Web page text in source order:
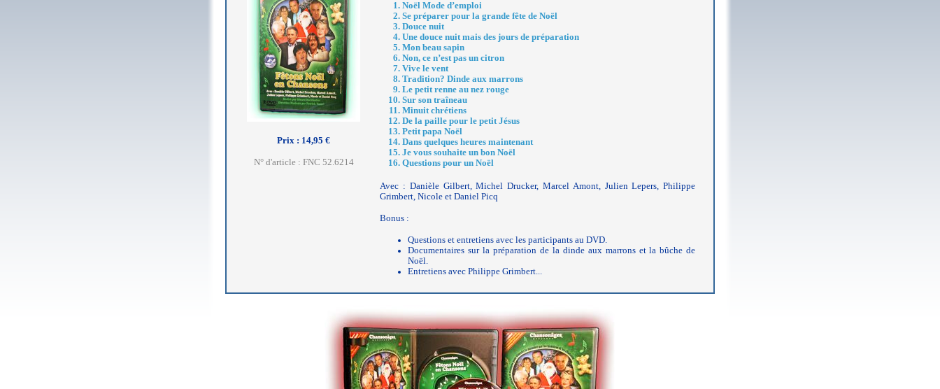
Prix : 14,95 €
N° d'article : FNC 52.6214
Noël Mode d’emploi
Se préparer pour la grande fête de Noël
Douce nuit
Une douce nuit mais des jours de préparation
Mon beau sapin
Non, ce n’est pas un citron
Vive le vent
Tradition? Dinde aux marrons
Le petit renne au nez rouge
Sur son traîneau
Minuit chrétiens
De la paille pour le petit Jésus
Petit papa Noël
Dans quelques heures maintenant
Je vous souhaite un bon Noël
Questions pour un Noël
Avec : Danièle Gilbert, Michel Drucker, Marcel Amont, Julien Lepers, Philippe
Grimbert, Nicole et Daniel Picq
Bonus :
Questions et entretiens avec les participants au DVD.
Documentaires sur la préparation de la dinde aux marrons et la bûche de
Noël.
Entretiens avec Philippe Grimbert...